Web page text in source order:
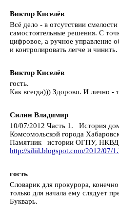
Виктор Киселёв
Всё дело - в отсутствии
самостоятельные решения. С
цифровое, а ручное управление
и контролировать легче и чинить.
Виктор Киселёв
гость.
Как всегда))) Здорово. И лично -
Силин Владимир
10/07/2012 Часть 1. История
Комсомольской города
Памятник истории ОГПУ,
http://siliil.blogspot.com/2012/07/
гость
Словарик для прокурора,
только для начала ему слкдует
Букварь.